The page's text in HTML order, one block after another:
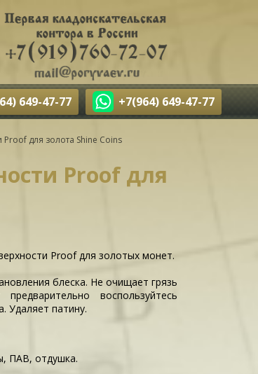
649-47-77 +7(964) 649-47-77
для золота Shine Coins
Proof для
Proof для золотых монет.
блеска. Не очищает грязь
воспользуйтесь
Удаляет патину.
ПАВ, отдушка.